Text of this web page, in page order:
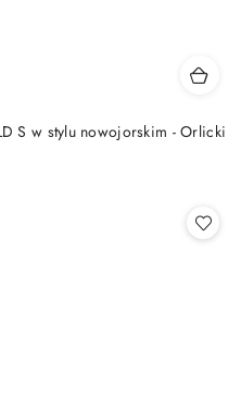
S w stylu nowojorskim - Orlicki